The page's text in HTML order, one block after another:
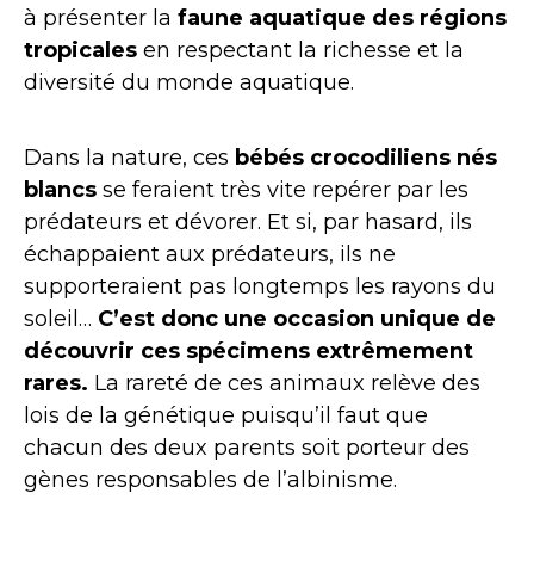
à présenter la faune aquatique des régions
tropicales en respectant la richesse et la
diversité du monde aquatique.
Dans la nature, ces bébés crocodiliens nés
blancs se feraient très vite repérer par les
prédateurs et dévorer. Et si, par hasard, ils
échappaient aux prédateurs, ils ne
supporteraient pas longtemps les rayons du
soleil… C’est donc une occasion unique de
découvrir ces spécimens extrêmement
rares. La rareté de ces animaux relève des
lois de la génétique puisqu’il faut que
chacun des deux parents soit porteur des
gènes responsables de l’albinisme.